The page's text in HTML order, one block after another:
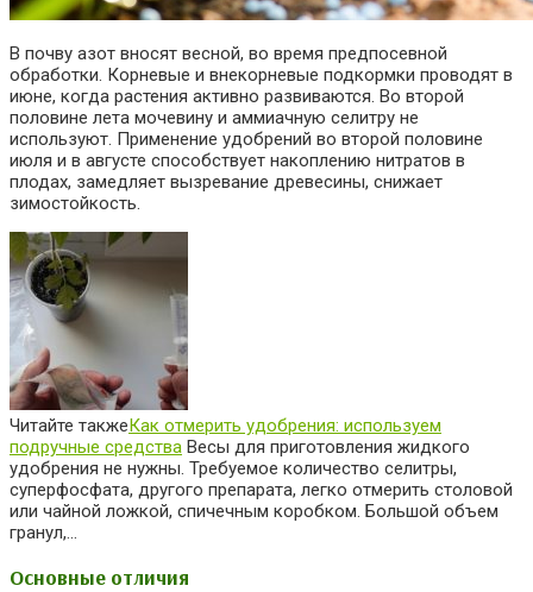
В почву азот вносят весной, во время предпосевной
обработки. Корневые и внекорневые подкормки проводят в
июне, когда растения активно развиваются. Во второй
половине лета мочевину и аммиачную селитру не
используют. Применение удобрений во второй половине
июля и в августе способствует накоплению нитратов в
плодах, замедляет вызревание древесины, снижает
зимостойкость.
Читайте такжеКак отмерить удобрения: используем
подручные средства Весы для приготовления жидкого
удобрения не нужны. Требуемое количество селитры,
суперфосфата, другого препарата, легко отмерить столовой
или чайной ложкой, спичечным коробком. Большой объем
гранул,…
Основные отличия